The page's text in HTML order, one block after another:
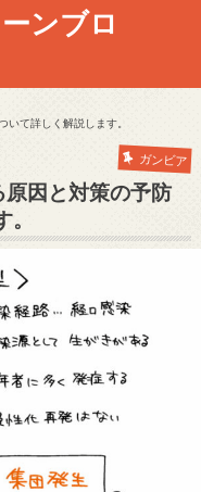
ンブロ
て詳しく解説します。
ガンビア
因と対策の予防